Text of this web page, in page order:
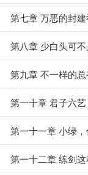
第七章 万恶的封
第八章 少白头可
第九章 不一样的
第一十章 君子六
第一十一章 小绿
第一十二章 练剑